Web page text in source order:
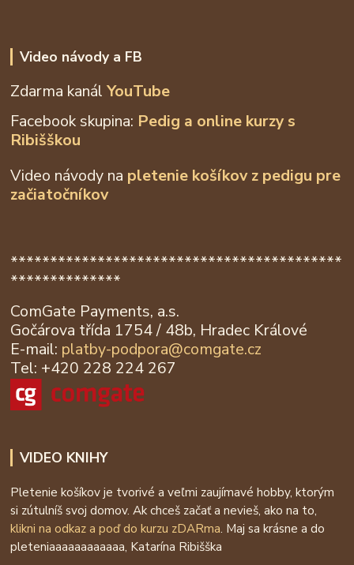
Video návody a FB
Zdarma kanálYouTube
Facebook skupina: Pedig a online kurzy s
Ribišškou
Video návody na pletenie košíkov z pedigu pre
začiatočníkov
******************************************
**************
ComGate Payments, a.s.
Gočárova třída 1754 / 48b, Hradec Králové
E-mail: platby-podpora@comgate.cz
Tel: +420 228 224 267
VIDEO KNIHY
Pletenie košíkov je tvorivé a veľmi zaujímavé hobby, ktorým
si zútulníš svoj domov. Ak chceš začať a nevieš, ako na to,
klikni na odkaz a poď do kurzu zDARma. Maj sa krásne a do
pleteniaaaaaaaaaaaa, Katarína Ribišška